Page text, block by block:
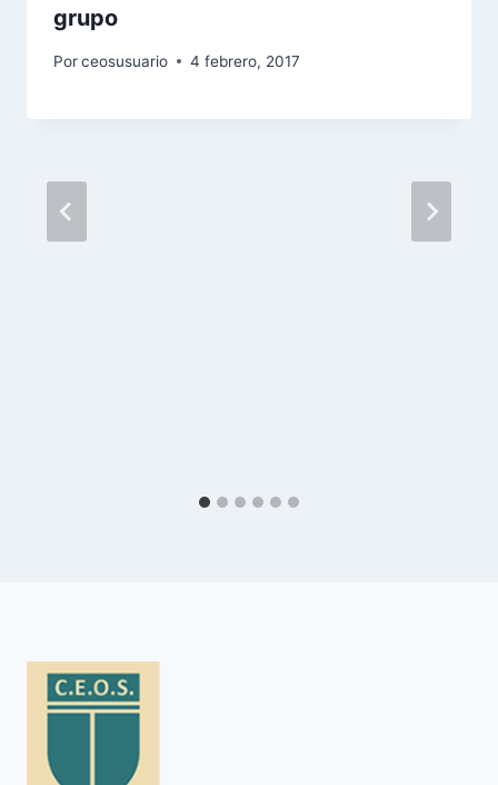
grupo
Porceosusuario 4 febrero, 2017